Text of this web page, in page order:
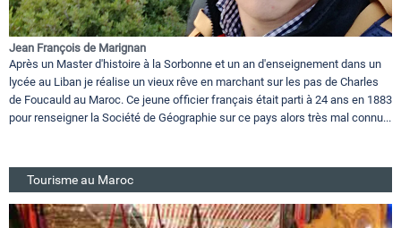
Jean François de Marignan
Après un Master d'histoire à la Sorbonne et un an d'enseignement dans un
lycée au Liban je réalise un vieux rêve en marchant sur les pas de Charles
de Foucauld au Maroc. Ce jeune officier français était parti à 24 ans en 1883
pour renseigner la Société de Géographie sur ce pays alors très mal connu...
Tourisme au Maroc